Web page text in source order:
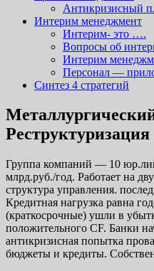
Антикризисный
Интерим менеджмент
Интерим- это ….
Вопросы об
Интерим
Персонал —
Синтез 4 стратегий
Группа компаний — 10
млрд.руб./год. Работает на
структура управления.
Кредитная нагрузка равна
(краткосрочные) ушли в
положительного CF. Банки
антикризисная попытка
бюджеты и кредиты.